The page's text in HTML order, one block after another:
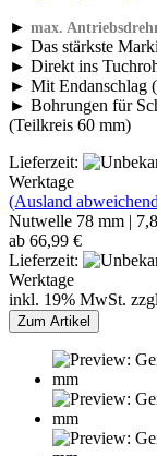
► max.
► Das stärkste
► Direkt ins
► Mit Endanschlag
► Bohrungen für
(Teilkreis 60 mm)
Lieferzeit:
Werktage
(Ausland
Nutwelle 78 mm |
ab 66,99 €
Lieferzeit:
Werktage
inkl. 19% MwSt.
Zum Artikel